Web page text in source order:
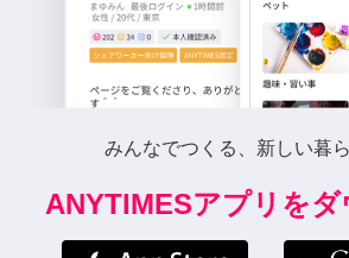
みんなでつくる、新しい暮ら
ANYTIMESアプリをダ